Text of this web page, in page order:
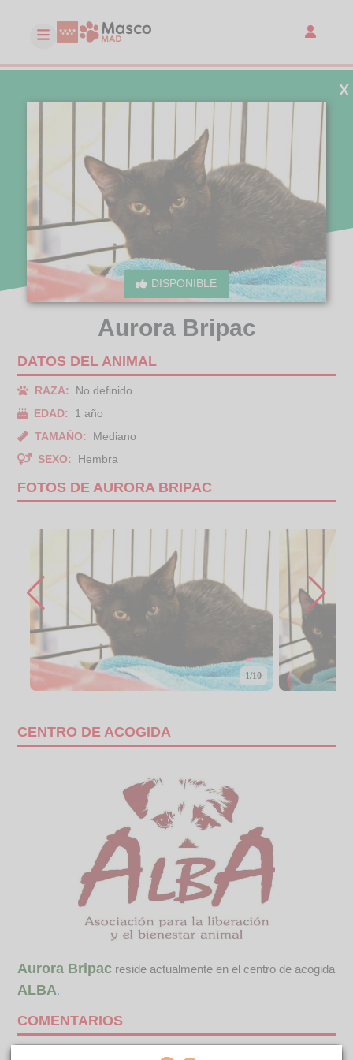
DISPONIBLE
X
Aurora Bripac
DATOS DEL ANIMAL
RAZA:
No definido
EDAD:
1 año
TAMAÑO:
Mediano
SEXO:
Hembra
FOTOS DE AURORA BRIPAC
1/10
CENTRO DE ACOGIDA
Aurora Bripac reside actualmente en el centro de acogida
ALBA.
COMENTARIOS